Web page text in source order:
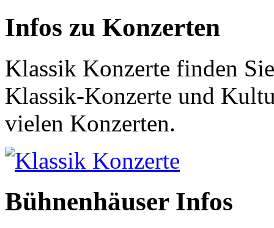
Infos zu Konzerten
Klassik Konzerte finden
Klassik-Konzerte und
vielen Konzerten.
Klassik Konzerte
Bühnenhäuser Infos